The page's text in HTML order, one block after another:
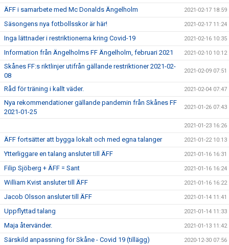
ÄFF i samarbete med Mc Donalds Ängelholm 2021-02-17 18:59
Säsongens nya fotbollsskor är här! 2021-02-17 11:24
Inga lättnader i restriktionerna kring Covid-19 2021-02-16 10:35
Information från Ängelholms FF Ängelholm, februari 2021 2021-02-10 10:12
Skånes FF:s riktlinjer utifrån gällande restriktioner 2021-02-
08
2021-02-09 07:51
Råd för träning i kallt väder. 2021-02-04 07:47
Nya rekommendationer gällande pandemin från Skånes FF
2021-01-25
2021-01-26 07:43
2021-01-23 16:26
ÄFF fortsätter att bygga lokalt och med egna talanger 2021-01-22 10:13
Ytterliggare en talang ansluter till ÄFF 2021-01-16 16:31
Filip Sjöberg + ÄFF = Sant 2021-01-16 16:24
William Kvist ansluter till ÄFF 2021-01-16 16:22
Jacob Olsson ansluter till ÄFF 2021-01-14 11:41
Uppflyttad talang 2021-01-14 11:33
Maja återvänder. 2021-01-13 11:42
Särskild anpassning för Skåne - Covid 19 (tillägg) 2020-12-30 07:56